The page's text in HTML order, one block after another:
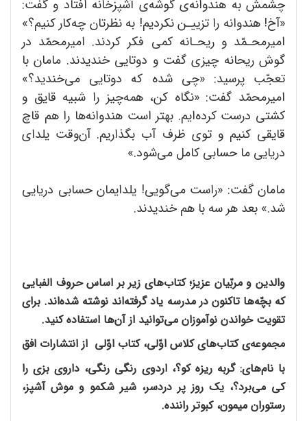
چشمش به هندوانه‌ی گوشه‌ی آشپزخانه افتاد و گفت:
«آخ! هندوانه را تزییـن نکردیم! به نظرتان چه‌کار کنیم؟»
امیرمحـمّد و ریحـانه کمی فکر کردند. امیرمحمّد در
گوش ریحانه چیزی گفت و دوتایی خندیدند. مامان با
تعجّب پرسید: «چی شده که دوتایی می‌خندید؟»
امیرمحمّد گفت: «نگاه کن، همه‌چیز را شبیه قایق و
کشتی درست کرده‌ایم. بهتر است هندوانه‌ها را هم قاچ
قایقی کنیم و توی ظرف آب بگذاریم. آن‌وقت یلدای
دریایی ما حسابی کامل می‌شود.»
مامان گفت: «راست می‌گویی! یلدایمان حسابی دریایی
شد.» بعد هر سه با هم خندیدند.
والدین و مربّیان عزیز؛ کتاب‌های زیر بر اساس حروف الفبایی
که بچّه‌ها تاکنون در مدرسه یاد گرفته‌اند نوشته شده‌اند. برای
تقویت خواندن نوآموزان می‌توانید از آن‌ها استفاده کنید.
مجموعه‌ی کتاب‌های کلاس اوّلی، کتاب اوّلی از انتشارات افق
با نام‌های: گربه ریزه کو؟، اردوی رنگی رنگی، داروی بزی را
کی می‌برد؟، یک روز پر دردسر، شیر شکمو و موش آشپز،
رستوران میمون، کبوتر راننده.